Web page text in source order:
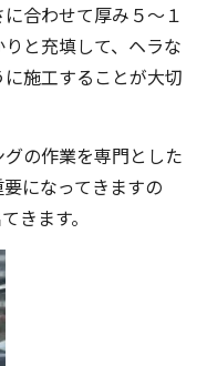
合わせて厚み５～１
と充填して、ヘラな
施工することが大切
の作業を専門とした
になってきますの
きます。